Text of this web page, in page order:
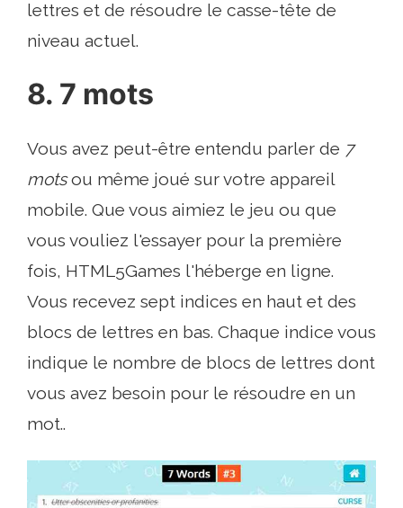
lettres et de résoudre le casse-tête de
niveau actuel.
8. 7 mots
Vous avez peut-être entendu parler de 7
motsou même joué sur votre appareil
mobile. Que vous aimiez le jeu ou que
vous vouliez l'essayer pour la première
fois, HTML5Games l'héberge en ligne.
Vous recevez sept indices en haut et des
blocs de lettres en bas. Chaque indice vous
indique le nombre de blocs de lettres dont
vous avez besoin pour le résoudre en un
mot..